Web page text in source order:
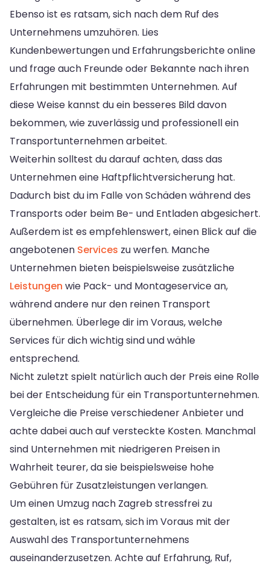
Ebenso ist es ratsam, sich nach dem Ruf des
Unternehmens umzuhören. Lies
Kundenbewertungen und Erfahrungsberichte online
und frage auch Freunde oder Bekannte nach ihren
Erfahrungen mit bestimmten Unternehmen. Auf
diese Weise kannst du ein besseres Bild davon
bekommen, wie zuverlässig und professionell ein
Transportunternehmen arbeitet.
Weiterhin solltest du darauf achten, dass das
Unternehmen eine Haftpflichtversicherung hat.
Dadurch bist du im Falle von Schäden während des
Transports oder beim Be- und Entladen abgesichert.
Außerdem ist es empfehlenswert, einen Blick auf die
angebotenen Services zu werfen. Manche
Unternehmen bieten beispielsweise zusätzliche
Leistungen wie Pack- und Montageservice an,
während andere nur den reinen Transport
übernehmen. Überlege dir im Voraus, welche
Services für dich wichtig sind und wähle
entsprechend.
Nicht zuletzt spielt natürlich auch der Preis eine Rolle
bei der Entscheidung für ein Transportunternehmen.
Vergleiche die Preise verschiedener Anbieter und
achte dabei auch auf versteckte Kosten. Manchmal
sind Unternehmen mit niedrigeren Preisen in
Wahrheit teurer, da sie beispielsweise hohe
Gebühren für Zusatzleistungen verlangen.
Um einen Umzug nach Zagreb stressfrei zu
gestalten, ist es ratsam, sich im Voraus mit der
Auswahl des Transportunternehmens
auseinanderzusetzen. Achte auf Erfahrung, Ruf,